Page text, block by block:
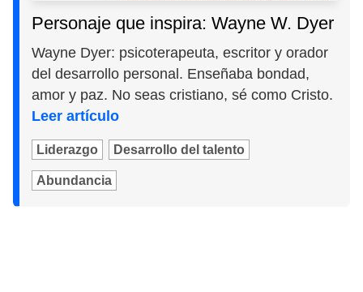
Personaje que inspira: Wayne W. Dyer
Wayne Dyer: psicoterapeuta, escritor y orador
del desarrollo personal. Enseñaba bondad,
amor y paz. No seas cristiano, sé como Cristo.
Leer artículo
Liderazgo Desarrollo del talento
Abundancia